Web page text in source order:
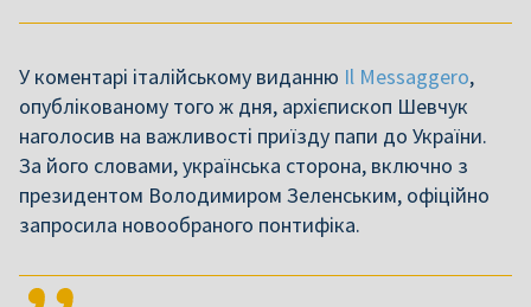
У коментарі італійському виданню Il Messaggero,
опублікованому того ж дня, архієпископ Шевчук
наголосив на важливості приїзду папи до України.
За його словами, українська сторона, включно з
президентом Володимиром Зеленським, офіційно
запросила новообраного понтифіка.